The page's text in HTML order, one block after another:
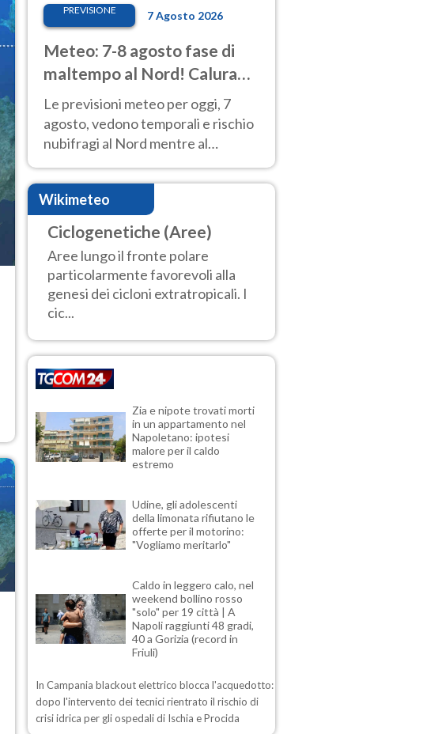
PREVISIONE 7 Agosto 2026
Meteo: 7-8 agosto fase di
maltempo al Nord! Calura
fino a Ferragosto
Le previsioni meteo per oggi, 7
agosto, vedono temporali e rischio
nubifragi al Nord mentre al
Centro-Sud sole e caldo sempre
molto intenso.
Wikimeteo
Ciclogenetiche (Aree)
Aree lungo il fronte polare
particolarmente favorevoli alla
genesi dei cicloni extratropicali. I
cic...
Zia e nipote trovati morti
in un appartamento nel
Napoletano: ipotesi
malore per il caldo
estremo
Udine, gli adolescenti
della limonata rifiutano le
offerte per il motorino:
"Vogliamo meritarlo"
Caldo in leggero calo, nel
weekend bollino rosso
"solo" per 19 città | A
Napoli raggiunti 48 gradi,
40 a Gorizia (record in
Friuli)
In Campania blackout elettrico blocca l'acquedotto:
dopo l'intervento dei tecnici rientrato il rischio di
crisi idrica per gli ospedali di Ischia e Procida